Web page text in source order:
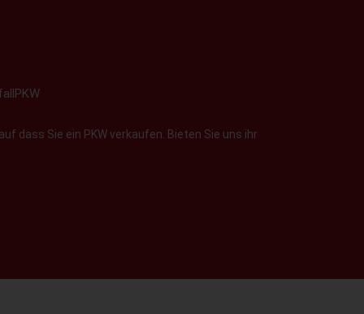
dass Sie ein PKW verkaufen. Bieten Sie uns ihr